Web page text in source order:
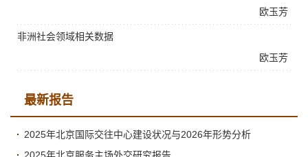
欧玉芳
欧玉芳
非洲社会领域相关数据
最新报告
2025年北京国际交往中心建设状况与2026年形势分析
2025年北京服务主场外交研究报告